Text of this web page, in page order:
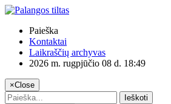
Paieška
Kontaktai
Laikraščių archyvas
2026 m. rugpjūčio 08 d. 18:49
×Close
Ieškoti